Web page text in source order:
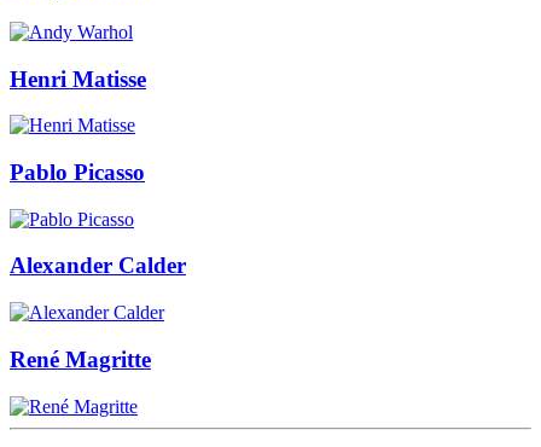
Henri Matisse
Pablo Picasso
Alexander Calder
René Magritte